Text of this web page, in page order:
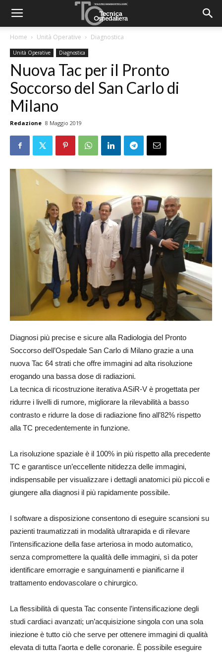
Home Unità Operative Diagnostica
Unità Operative Diagnostica
Nuova Tac per il Pronto
Soccorso del San Carlo di
Milano
Redazione 8 Maggio 2019
Diagnosi più precise e sicure alla Radiologia del Pronto
Soccorso dell’Ospedale San Carlo di Milano grazie a una
nuova Tac 64 strati che offre immagini ad alta risoluzione
erogando una bassa dose di radiazioni.
La tecnica di ricostruzione iterativa ASiR-V è progettata per
ridurre i livelli di rumore, migliorare la rilevabilità a basso
contrasto e ridurre la dose di radiazione fino all’82% rispetto
alla TC precedentemente in funzione.
La risoluzione spaziale è il 100% in più rispetto alla precedente
TC e garantisce un’eccellente nitidezza delle immagini,
indispensabile per visualizzare i dettagli anatomici più piccoli e
giungere alla diagnosi il più rapidamente possibile.
I software a disposizione consentono di eseguire scansioni su
pazienti traumatizzati in modalità ultrarapida e di rilevare
l’intensificazione della fase arteriosa in modo automatico,
senza compromettere la qualità delle immagini, sì da poter
identificare emorragie e sanguinamenti e pianificarne il
trattamento endovascolare o chirurgico.
La flessibilità di questa Tac consente l’intensificazione degli
studi cardiaci avanzati; un’acquisizione singola con una sola
iniezione è tutto ciò che serve per ottenere immagini di qualità
elevata di tutta l’aorta e delle coronarie. È possibile eseguire